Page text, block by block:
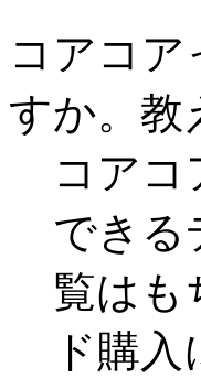
コアコ
すか。教
コアコ
できる
覧はも
ド購